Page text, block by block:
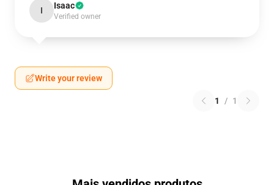
I Isaac
Verified owner
Write your review
1 / 1